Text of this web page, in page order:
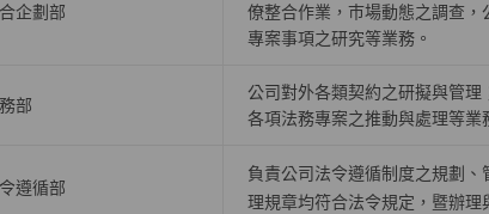
企劃部
僚整合作業，巿場動態之調查
專案事項之研究等業務。
部
公司對外各類契約之研擬與管
各項法務專案之推動與處理等業
遵循部
負責公司法令遵循制度之規劃
理規章均符合法令規定，暨辦理